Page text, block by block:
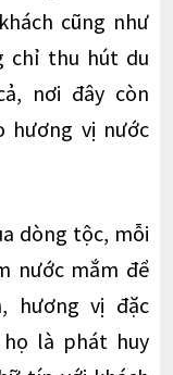
cũng như
chỉ thu hút du
nơi đây còn
hương vị nước
dòng tộc, mỗi
nước mắm để
hương vị đặc
họ là phát huy